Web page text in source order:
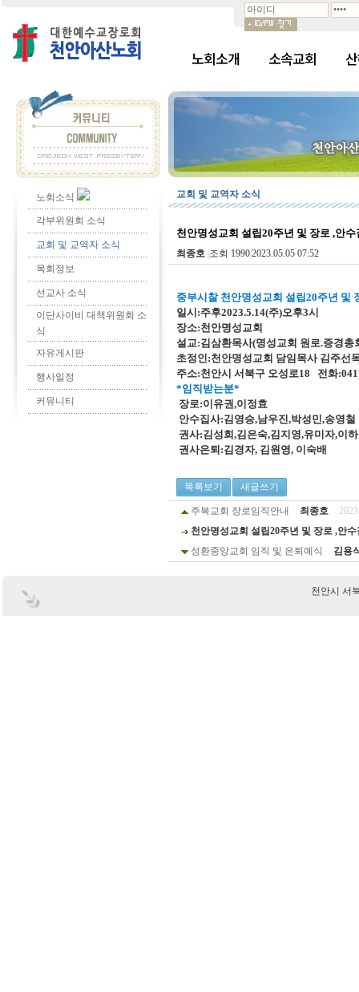
노회소개 소속교회
노회소식
각부위원회 소식
교회 및 교역자 소식
목회정보
선교사 소식
이단사이비 대책위원회 소
식
자유게시판
행사일정
커뮤니티
교회 및 교역자 소식
천안명성교회 설립20주년 및 장로 ,안
최종호 조회 19902023.05.05 07:52
중부시찰 천안명성교회 설립20주년 및
일시:주후2023.5.14(주)오후3시
장소:천안명성교회
설교:김삼환목사(명성교회 원로.증경총
초정인:천안명성교회 담임목사 김주선
주소:천안시 서북구 오성로18 전화
*임직받는분*
장로:이유권,이정효
안수집사:김영승,남우진,박성민,송영철
권사:김성희,김은숙,김지영,유미자,이
권사은퇴:김경자, 김원영, 이숙배
목록보기 새글쓰기
주복교회 장로임직안내 최종호
천안명성교회 설립20주년 및 장로 ,안
성환중앙교회 임직 및 은퇴예식
김용
천안시 서